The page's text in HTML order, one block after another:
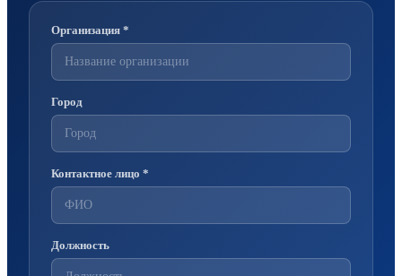
Организация *
Город
Контактное лицо *
Должность